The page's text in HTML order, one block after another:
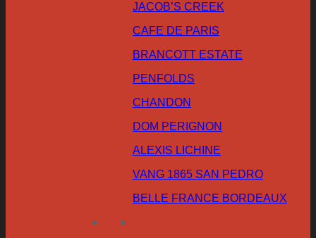
JACOB’S CREEK
CAFE DE PARIS
BRANCOTT ESTATE
PENFOLDS
CHANDON
DOM PERIGNON
ALEXIS LICHINE
VANG 1865 SAN PEDRO
BELLE FRANCE BORDEAUX